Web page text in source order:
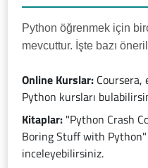
Python öğrenmek için
mevcuttur. İşte bazı
Online Kurslar: Coursera,
Python kursları
Kitaplar: "Python Crash
Boring Stuff with
inceleyebilirsiniz.